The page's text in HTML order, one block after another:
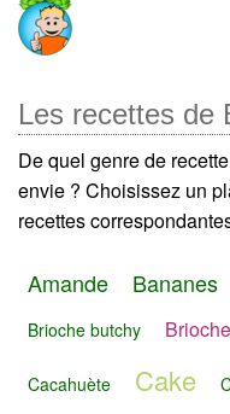
Les recettes de
De quel genre de
envie ? Choisissez un
recettes
Amande Bananes
Brioche butchy
Cacahuète Cake